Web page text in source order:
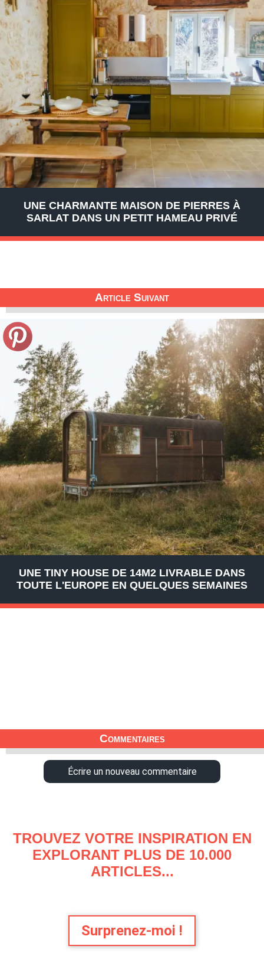
UNE CHARMANTE MAISON DE PIERRES À
SARLAT DANS UN PETIT HAMEAU PRIVÉ
Article Suivant
UNE TINY HOUSE DE 14M2 LIVRABLE DANS
TOUTE L'EUROPE EN QUELQUES SEMAINES
Commentaires
Écrire un nouveau commentaire
TROUVEZ VOTRE INSPIRATION EN
EXPLORANT PLUS DE 10.000
ARTICLES...
Surprenez-moi !